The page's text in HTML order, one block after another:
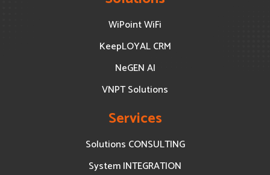
WiPoint WiFi
KeepLOYAL CRM
NeGEN AI
VNPT Solutions
Services
Solutions CONSULTING
System INTEGRATION